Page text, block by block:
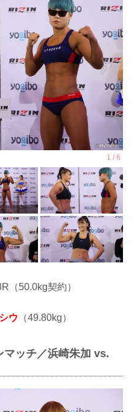
（50.0kg契約）
ウ （49.80kg）
マッチ／浜崎朱加 vs.